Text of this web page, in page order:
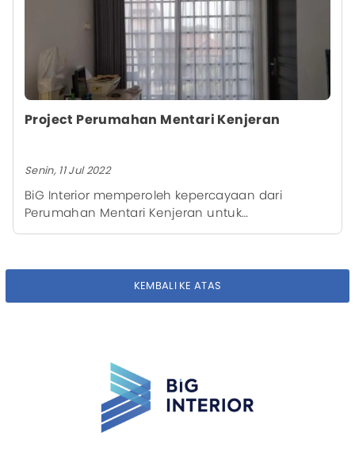
Project Perumahan Mentari Kenjeran
Senin, 11 Jul 2022
BiG Interior memperoleh kepercayaan dari
Perumahan Mentari Kenjeran untuk
mempercantik interior gedungnya menggunakan
KEMBALI KE ATAS